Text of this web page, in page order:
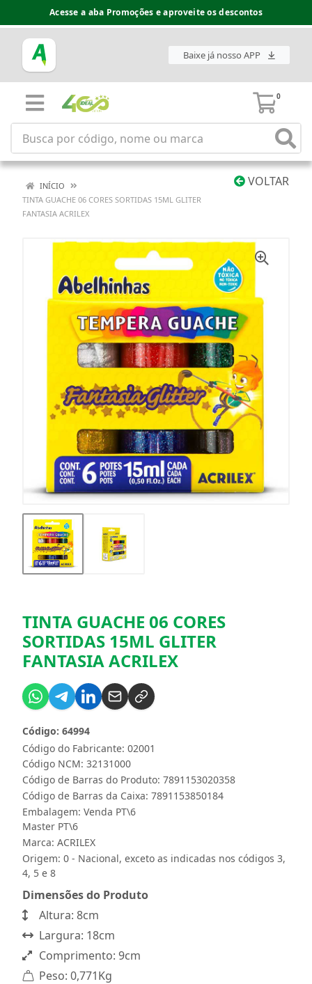
Acesse a aba Promoções e aproveite os descontos
Baixe já nosso APP
0
VOLTAR
INÍCIO
TINTA GUACHE 06 CORES SORTIDAS 15ML GLITER
FANTASIA ACRILEX
TINTA GUACHE 06 CORES
SORTIDAS 15ML GLITER
FANTASIA ACRILEX
Código do Fabricante: 02001
Código: 64994
Código NCM: 32131000
Código de Barras do Produto: 7891153020358
Código de Barras da Caixa: 7891153850184
Embalagem: Venda PT\6
Master PT\6
Marca: ACRILEX
Origem: 0 - Nacional, exceto as indicadas nos códigos 3,
4, 5 e 8
Dimensões do Produto
Altura: 8cm
Largura: 18cm
Comprimento: 9cm
Peso: 0,771Kg